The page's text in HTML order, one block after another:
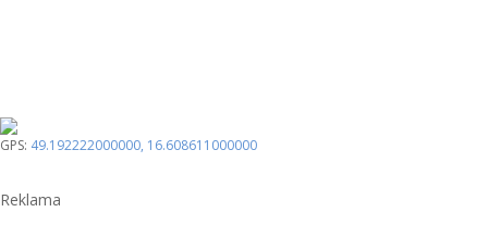
GPS: 49.192222000000, 16.608611000000
Reklama